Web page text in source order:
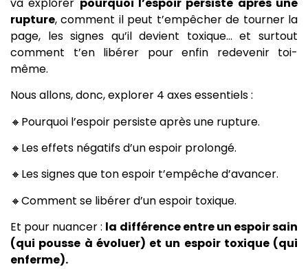
rupture, comment il peut t’empêcher de tourner la
page, les signes qu’il devient toxique… et surtout
comment t’en libérer pour enfin redevenir toi-
même.
Nous allons, donc, explorer 4 axes essentiels :
🔸Pourquoi l’espoir persiste après une rupture.
🔸Les effets négatifs d’un espoir prolongé.
🔸Les signes que ton espoir t’empêche d’avancer.
🔸Comment se libérer d’un espoir toxique.
Et pour nuancer : la différence entre un espoir sain
(qui pousse à évoluer) et un espoir toxique (qui
enferme).